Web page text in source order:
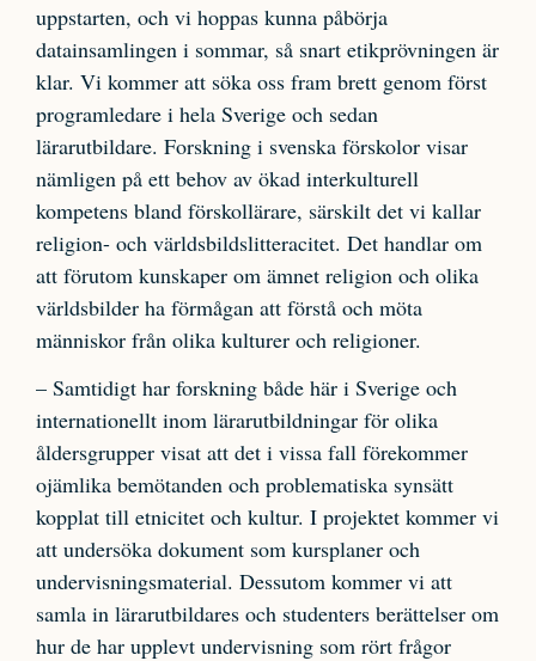
uppstarten, och vi hoppas kunna påbörja
datainsamlingen i sommar, så snart etikprövningen är
klar. Vi kommer att söka oss fram brett genom först
programledare i hela Sverige och sedan
lärarutbildare. Forskning i svenska förskolor visar
nämligen på ett behov av ökad interkulturell
kompetens bland förskollärare, särskilt det vi kallar
religion- och världsbildslitteracitet. Det handlar om
att förutom kunskaper om ämnet religion och olika
världsbilder ha förmågan att förstå och möta
människor från olika kulturer och religioner.
– Samtidigt har forskning både här i Sverige och
internationellt inom lärarutbildningar för olika
åldersgrupper visat att det i vissa fall förekommer
ojämlika bemötanden och problematiska synsätt
kopplat till etnicitet och kultur. I projektet kommer vi
att undersöka dokument som kursplaner och
undervisningsmaterial. Dessutom kommer vi att
samla in lärarutbildares och studenters berättelser om
hur de har upplevt undervisning som rört frågor